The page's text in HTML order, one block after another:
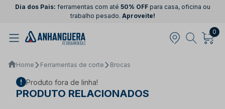
Dia dos Pais: ferramentas com até 50% OFFpara casa, oficina ou
trabalho pesado. Aproveite!
0
Home Ferramentas de corte Brocas
Produto fora de linha!
PRODUTO RELACIONADOS